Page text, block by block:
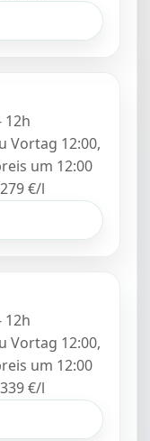
12h
Vortag 12:00,
um 12:00
€/l
12h
Vortag 12:00,
um 12:00
€/l